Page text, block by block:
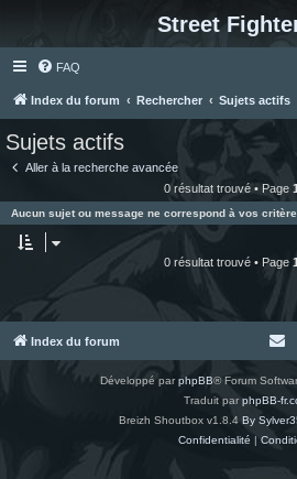
Street
FAQ
Index du forum Rechercher Sujets actifs
Sujets actifs
Aller à la recherche avancée
0 résultat trouvé • Page 1
Aucun sujet ou message ne correspond à vos
0 résultat trouvé • Page 1
Index du forum
Développé parphpBB® Forum
Traduit parphpBB-
Breizh Shoutbox v1.8.4 By
Confidentialité |